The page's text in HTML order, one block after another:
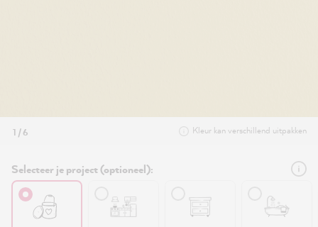
1 / 6 Kleur kan verschillend uitpakken
Selecteer je project (optioneel):